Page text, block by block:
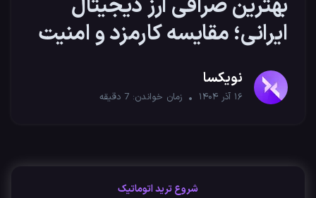
بهترین صرافی ارز دیجیتال
ایرانی؛ مقایسه کارمزد و امنیت
۱۴۰۴
نویکسا
۱۶ آذر ۱۴۰۴ زمان خواندن: 7 دقیقه
شروع ترید اتوماتیک